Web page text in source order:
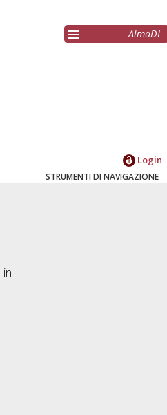
AlmaDL
Login
STRUMENTI DI NAVIGAZIONE
in